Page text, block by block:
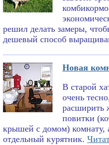
решил делать замеры,
дешевый способ
Новая
В старой
очень
расширить
повитки
крышей с домом) комнату,
отдельный курятник.